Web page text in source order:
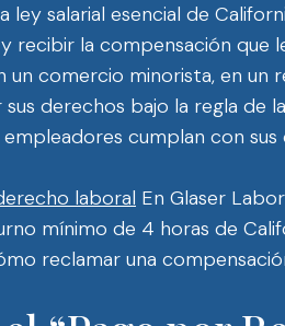
ley salarial esencial de
recibir la compensación que
un comercio minorista, en un
derechos bajo la regla
empleadores cumplan con
laboral En Glaser
mínimo de 4 horas de
reclamar una